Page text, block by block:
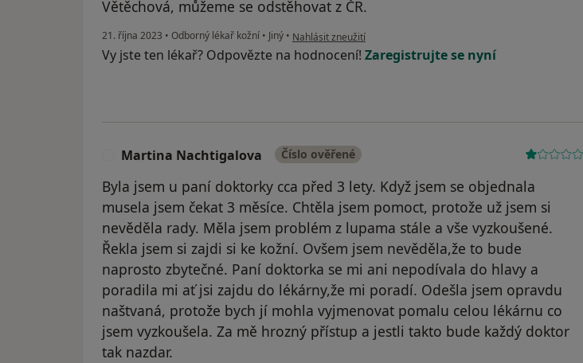
Větěchová, můžeme se odstěhovat z ČR.
21. října 2023 • Odborný lékař kožní • Jiný • podle názoru uživatele návštěva u větěchové
Nahlásit zneužití
Vy jste ten lékař? Odpovězte na hodnocení! Zaregistrujte se nyní
Martina Nachtigalova Číslo ověřené
Byla jsem u paní doktorky cca před 3 lety. Když jsem se objednala
musela jsem čekat 3 měsíce. Chtěla jsem pomoct, protože už jsem si
nevěděla rady. Měla jsem problém z lupama stále a vše vyzkoušené.
Řekla jsem si zajdi si ke kožní. Ovšem jsem nevěděla,že to bude
naprosto zbytečné. Paní doktorka se mi ani nepodívala do hlavy a
poradila mi ať jsi zajdu do lékárny,že mi poradí. Odešla jsem opravdu
naštvaná, protože bych jí mohla vyjmenovat pomalu celou lékárnu co
jsem vyzkoušela. Za mě hrozný přístup a jestli takto bude každý doktor
tak nazdar.